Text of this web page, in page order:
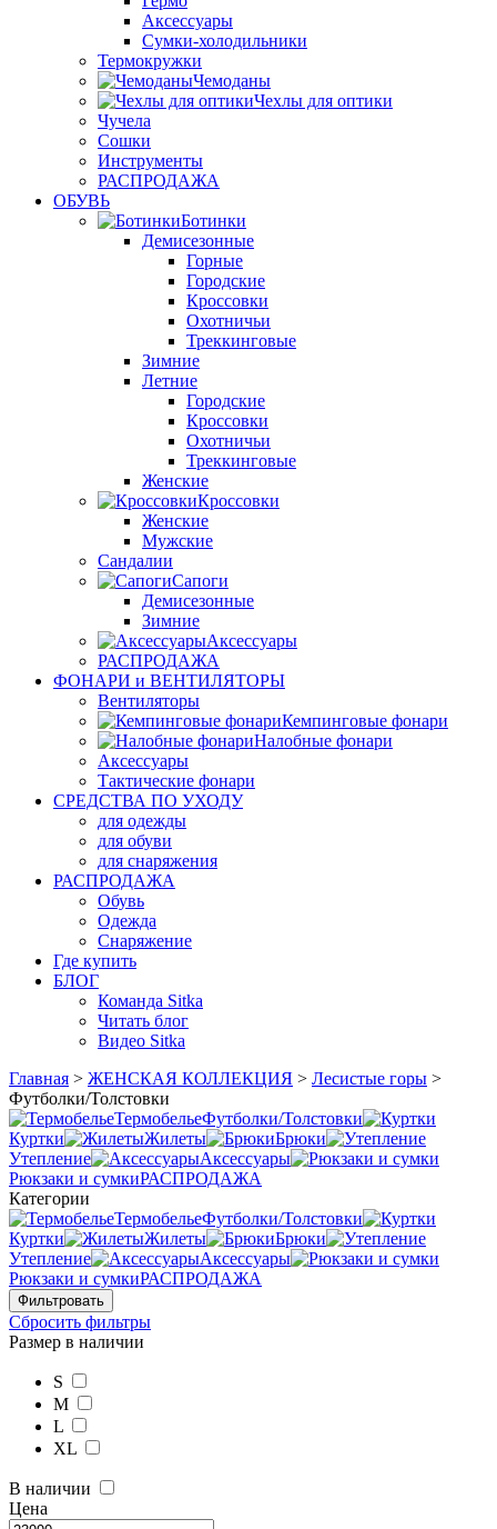
Аксессуары
Сумки-холодильники
Термокружки
Чемоданы
Чехлы для оптики
Чучела
Сошки
Инструменты
РАСПРОДАЖА
ОБУВЬ
Ботинки
Демисезонные
Горные
Городские
Кроссовки
Охотничьи
Треккинговые
Зимние
Летние
Городские
Кроссовки
Охотничьи
Треккинговые
Женские
Кроссовки
Женские
Мужские
Сандалии
Сапоги
Демисезонные
Зимние
Аксессуары
РАСПРОДАЖА
ФОНАРИ и ВЕНТИЛЯТОРЫ
Вентиляторы
Кемпинговые фонари
Налобные фонари
Аксессуары
Тактические фонари
СРЕДСТВА ПО УХОДУ
для одежды
для обуви
для снаряжения
РАСПРОДАЖА
Обувь
Одежда
Снаряжение
Где купить
БЛОГ
Команда Sitka
Читать блог
Видео Sitka
Главная > ЖЕНСКАЯ КОЛЛЕКЦИЯ > Лесистые горы >
Футболки/Толстовки
ТермобельеФутболки/Толстовки
Куртки
Жилеты
Брюки
Утепление
Аксессуары
Рюкзаки и сумкиРАСПРОДАЖА
Категории
ТермобельеФутболки/Толстовки
Куртки
Жилеты
Брюки
Утепление
Аксессуары
Рюкзаки и сумкиРАСПРОДАЖА
Сбросить фильтры
Размер в наличии
S
M
L
XL
В наличии
Цена